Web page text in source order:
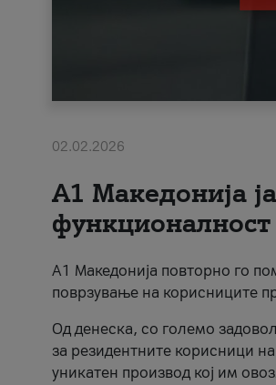
02.02.2026
А1 Македонија
А1 Македонија повторно го
поврзување на корисниците
Од денеска, со големо
за резидентните корисници
уникатен производ кој им